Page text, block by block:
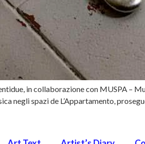
in collaborazione con MUSPA –
negli spazi de L’Appartamento,